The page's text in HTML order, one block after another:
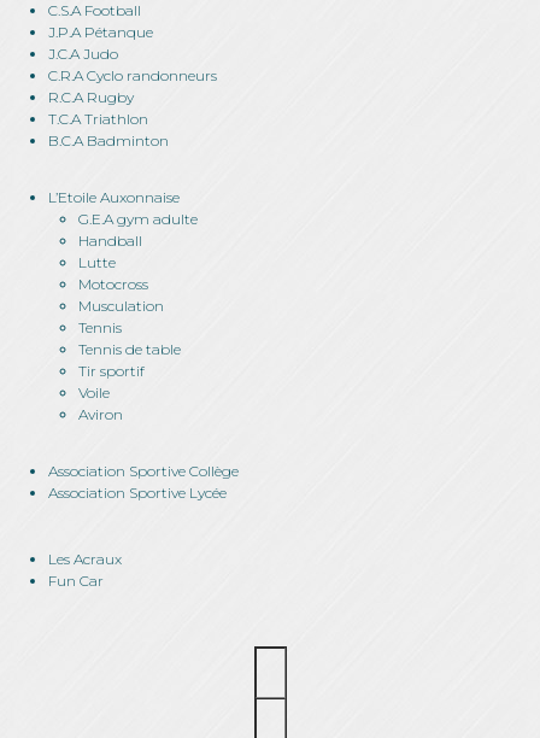
C.S.A Football
J.P.A Pétanque
J.C.A Judo
C.R.A Cyclo randonneurs
R.C.A Rugby
T.C.A Triathlon
B.C.A Badminton
L’Etoile Auxonnaise
G.E.A gym adulte
Handball
Lutte
Motocross
Musculation
Tennis
Tennis de table
Tir sportif
Voile
Aviron
Association Sportive Collège
Association Sportive Lycée
Les Acraux
Fun Car